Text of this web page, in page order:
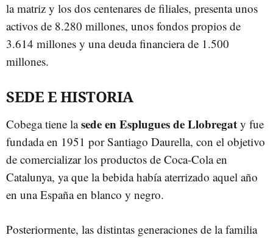
la matriz y los dos centenares de filiales, presenta unos
activos de 8.280 millones, unos fondos propios de
3.614 millones y una deuda financiera de 1.500
millones.
SEDE E HISTORIA
Cobega tiene lasede en Esplugues de Llobregat y fue
fundada en 1951 por Santiago Daurella, con el objetivo
de comercializar los productos de Coca-Cola en
Catalunya, ya que la bebida había aterrizado aquel año
en una España en blanco y negro.
Posteriormente, las distintas generaciones de la familia